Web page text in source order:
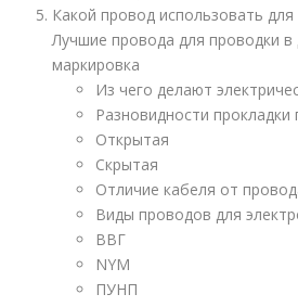
Какой провод использовать
Лучшие провода для проводки в
маркировка
Из чего делают
Разновидности прокладки
Открытая
Скрытая
Отличие кабеля от
Виды проводов для
ВВГ
NYM
ПУНП